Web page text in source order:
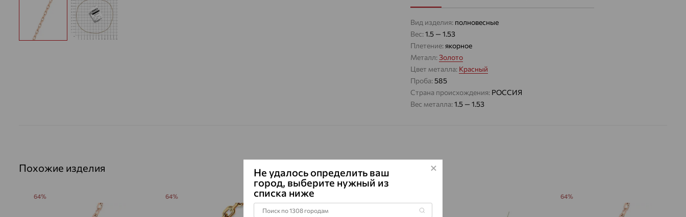
Вид изделия: полновесные
Вес:1.5 — 1.53
Плетение:якорное
Металл:Золото
Цвет металла: Красный
Проба:585
Страна происхождения: РОССИЯ
Вес металла:1.5 — 1.53
Похожие изделия
64% 64% 64% 64%
Не удалось определить ваш
город, выберите нужный из
списка ниже